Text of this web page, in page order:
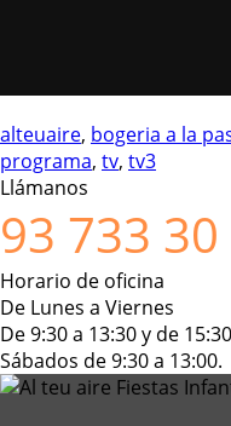
alteuaire, bogeria a la
programa, tv, tv3
Llámanos
93 733 30
Horario de oficina
De Lunes a Viernes
De 9:30 a 13:30 y de
Sábados de 9:30 a 13:00.